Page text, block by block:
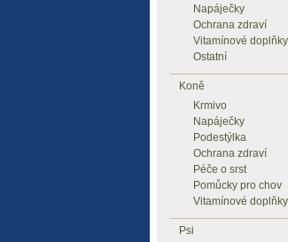
Napáječky
Ochrana zdraví
Vitamínové doplňky
Ostatní
Koně
Krmivo
Napáječky
Podestýlka
Ochrana zdraví
Péče o srst
Pomůcky pro chov
Vitamínové doplňky
Psi